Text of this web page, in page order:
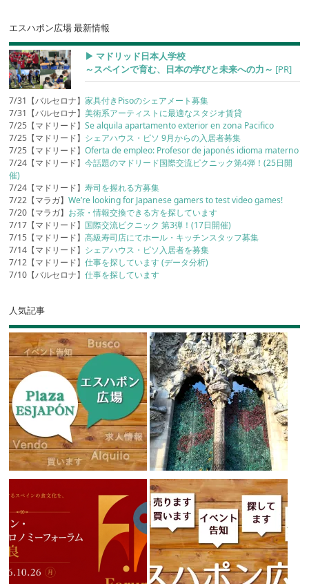
エスハポン広場 最新情報
▶︎ マドリッド日本人学校
～スペインで育む、日本の学びと未来への力～ [PR]
7/31【バルセロナ】家具付きPisoのシェアメート募集
7/31【バルセロナ】美術系アーティストに最適なスタジオ賃貸
7/25【マドリード】Se alquila apartamento exterior en zona Pacifico
7/25【マドリード】 シェアハウス・ピソ 9月からの入居者募集
7/25【マドリード】Oferta de empleo: Profesor de japonés idioma materno
7/24【マドリード】今話題のマドリード国際交流ピクニック第4弾！(25日開
催)
7/24【マドリード】寿司を握れる方募集
7/22【マラガ】We’re looking for Japanese gamers to test video games!
7/20【マラガ】 お茶・情報交換できる方を探しています
7/17【マドリード】 国際交流ピクニック 第3弾！(17日開催)
7/15【マドリード】高級寿司店にてホール・キッチンスタッフ募集
7/14【マドリード】 シェアハウス・ピソ入居者を募集
7/12【マドリード】仕事を探しています (データ分析)
7/10【バルセロナ】仕事を探しています
人気記事